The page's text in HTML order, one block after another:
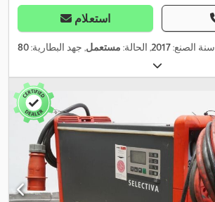
استعلام
سنة الصنع:2017, الحالة: مستعمل, جهد البطارية: